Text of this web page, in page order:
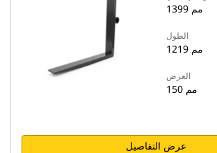
1399 مم
الطول
1219 مم
العرض
150 مم
عرض التفاصيل